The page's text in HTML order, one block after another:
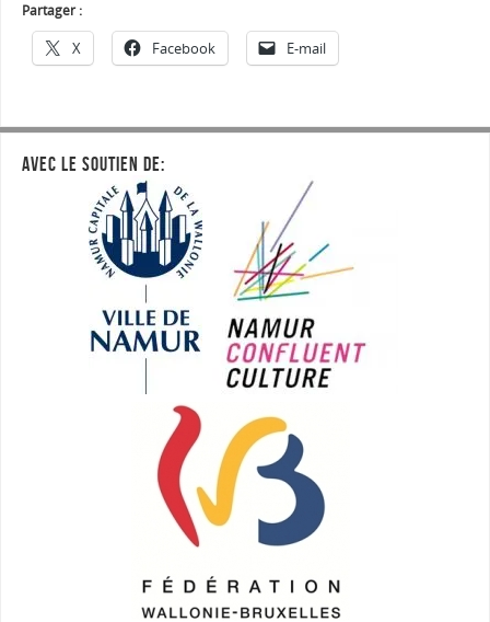
Partager :
X Facebook E-mail
AVEC LE SOUTIEN DE: